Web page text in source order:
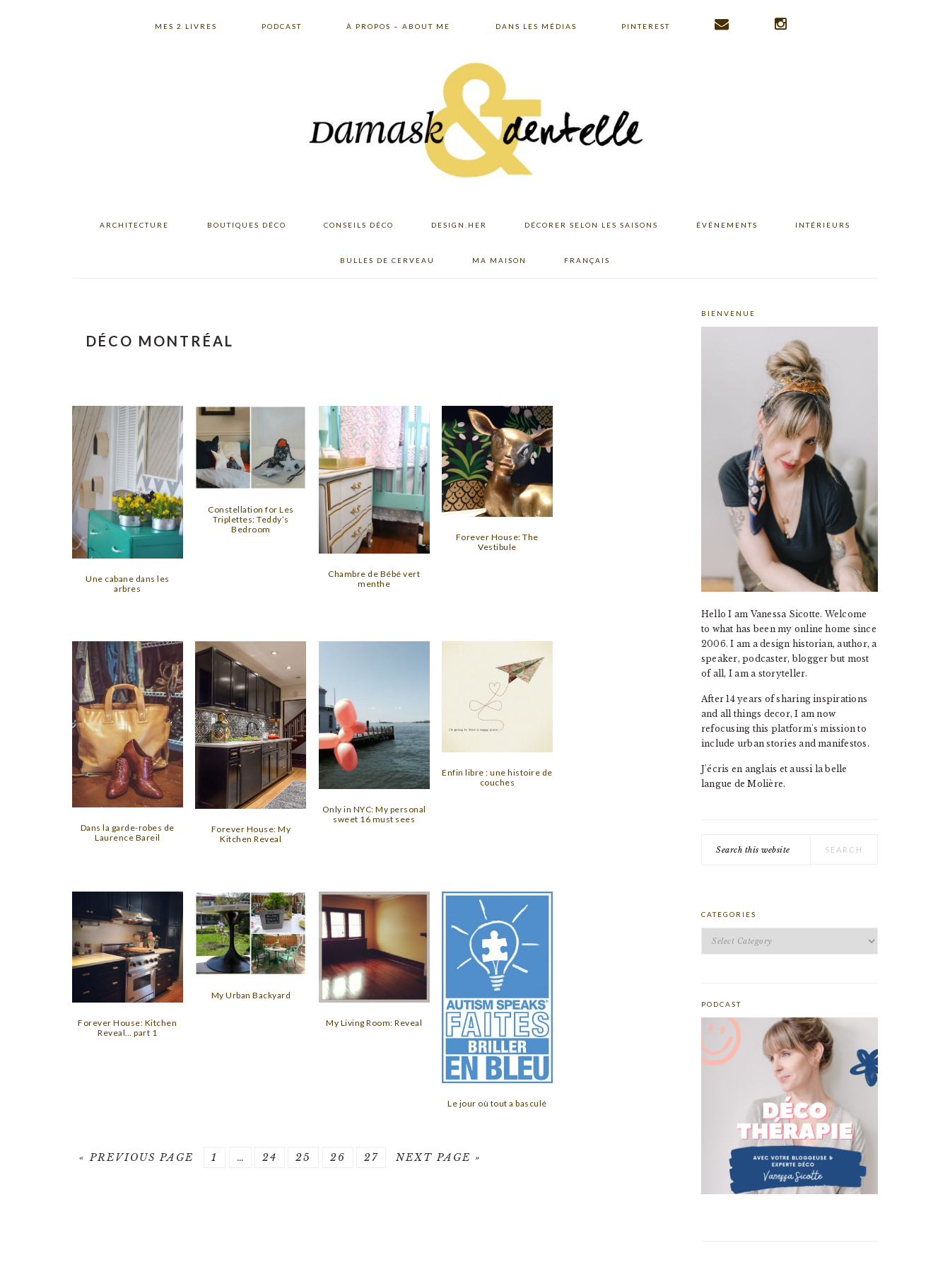
MES 2 LIVRES PODCAST À PROPOS – ABOUT ME DANS LES MÉDIAS PINTEREST
ARCHITECTURE BOUTIQUES DÉCO CONSEILS DÉCO DESIGN.HER DÉCORER SELON LES SAISONS ÉVÉNEMENTS INTÉRIEURS
BULLES DE CERVEAU MA MAISON FRANÇAIS
DÉCO MONTRÉAL
Une cabane dans les
arbres
Constellation for Les
Triplettes: Teddy’s
Bedroom
Chambre de Bébé vert
menthe
Forever House: The
Vestibule
Dans la garde-robes de
Laurence Bareil
Forever House: My
Kitchen Reveal
Only in NYC: My personal
sweet 16 must sees
Enfin libre : une histoire de
couches
Forever House: Kitchen
Reveal… part 1
My Urban Backyard
My Living Room: Reveal
Le jour où tout a basculé
«GO
PREVIOUS PAGE PAGE
1
Interim
… PAGE
24 PAGE
25 PAGE
26 PAGE
27
GO
NEXT PAGE »
PRIMARY
BIENVENUE
Hello I am Vanessa Sicotte. Welcome
to what has been my online home since
2006. I am a design historian, author, a
speaker, podcaster, blogger but most
of all, I am a storyteller.
After 14 years of sharing inspirations
and all things decor, I am now
refocusing this platform's mission to
include urban stories and manifestos.
J'écris en anglais et aussi la belle
langue de Molière.
this
CATEGORIES
PODCAST